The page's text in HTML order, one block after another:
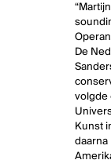
De
volgde
Kunst
daarna